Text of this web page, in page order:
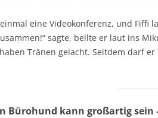
eine Videokonferenz, und Fiffi
sagte, bellte er laut ins
Tränen gelacht. Seitdem darf
Bürohund kann großartig